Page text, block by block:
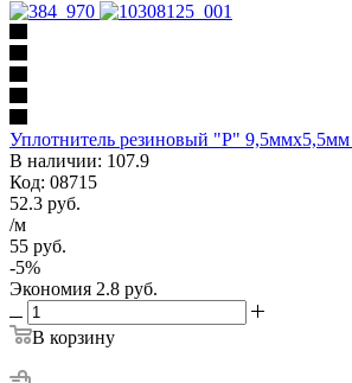
Уплотнитель резиновый "Р"
В наличии: 107.9
Код: 08715
52.3 руб.
/м
55 руб.
-5%
Экономия 2.8 руб.
В корзину